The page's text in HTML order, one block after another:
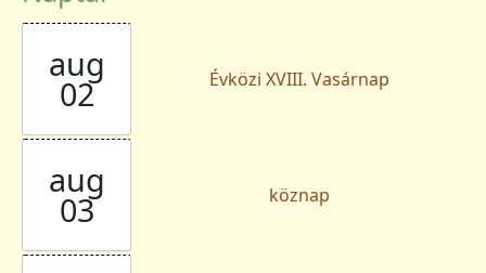
aug
02 Évközi XVIII. Vasárnap
aug
03 köznap